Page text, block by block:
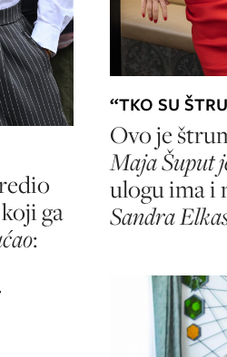
ga
:
“TKO SU
Ovo je
Maja Šuput
ulogu ima i
Sandra